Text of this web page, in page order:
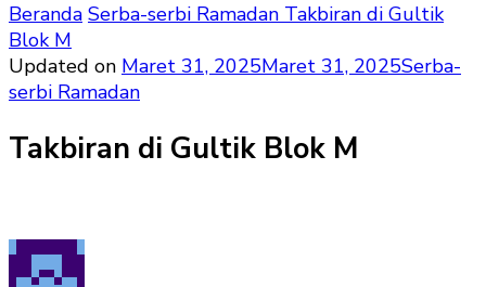
Beranda Serba-serbi Ramadan Takbiran di Gultik
Blok M
Updated on Maret 31, 2025Maret 31, 2025Serba-
serbi Ramadan
Takbiran di Gultik Blok M